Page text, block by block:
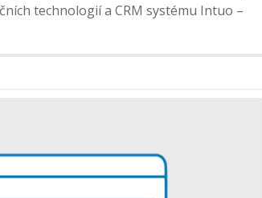
technologií a CRM systému Intuo –